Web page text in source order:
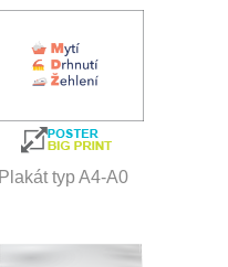
Plakát typ A4-A0